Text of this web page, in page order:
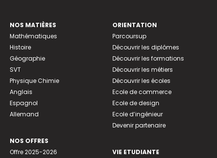
NOS MATIÈRES
Mathématiques
Histoire
Géographie
SVT
Physique Chimie
Anglais
Espagnol
Allemand
NOS OFFRES
Offre 2025-2026
ORIENTATION
Parcoursup
Découvrir les diplômes
Découvrir les formations
Découvrir les métiers
Découvrir les écoles
Ecole de commerce
Ecole de design
Ecole d’ingénieur
Devenir partenaire
VIE ETUDIANTE